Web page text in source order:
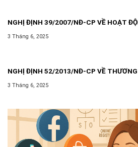
NGHỊ ĐỊNH 39/2007/NĐ-CP VỀ HOẠT
3 Tháng 6, 2025
NGHỊ ĐỊNH 52/2013/NĐ-CP VỀ
3 Tháng 6, 2025